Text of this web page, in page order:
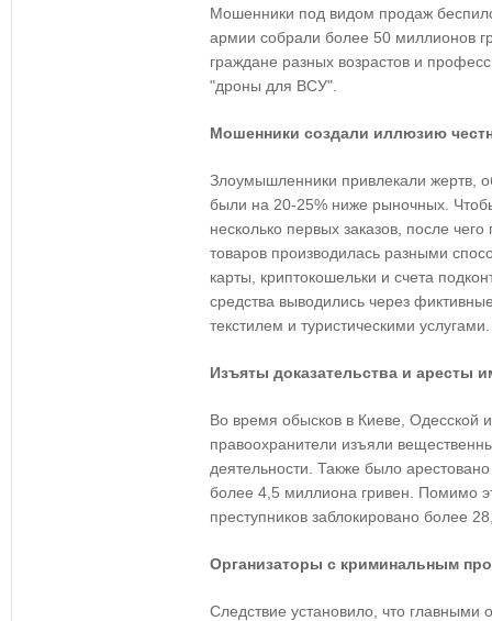
Мошенники под видом продаж
армии собрали более 50 миллионов
граждане разных возрастов и
"дроны для ВСУ".
Мошенники создали иллюзию
Злоумышленники привлекали жертв,
были на 20-25% ниже рыночных.
несколько первых заказов, после
товаров производилась разными
карты, криптокошельки и счета
средства выводились через
текстилем и туристическими услугами.
Изъяты доказательства и аресты
Во время обысков в Киеве, Одесской
правоохранители изъяли
деятельности. Также было
более 4,5 миллиона гривен. Помимо
преступников заблокировано более
Организаторы с криминальным
Следствие установило, что главными